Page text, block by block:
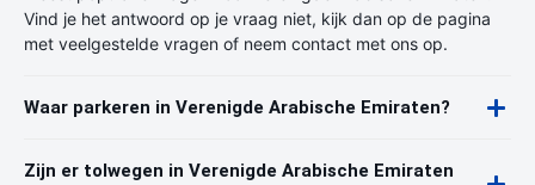
Vind je het antwoord op je vraag niet, kijk dan op de pagina
met veelgestelde vragen of neem contact met ons op.
Waar parkeren in Verenigde Arabische Emiraten?
Zijn er tolwegen in Verenigde Arabische Emiraten